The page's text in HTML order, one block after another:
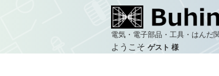
電気・電子部品・工具・はんだ
ようこそ ゲスト 様